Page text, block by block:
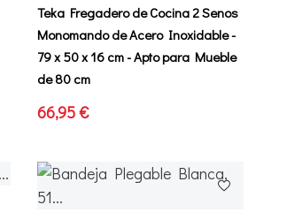
Teka Fregadero de Cocina 2 Senos
Monomando de Acero Inoxidable -
79 x 50 x 16 cm - Apto para Mueble
de 80 cm
66,95 €